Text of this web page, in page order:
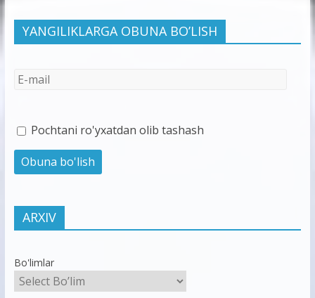
YANGILIKLARGA OBUNA BO’LISH
Pochtani ro'yxatdan olib tashash
ARXIV
Bo'limlar